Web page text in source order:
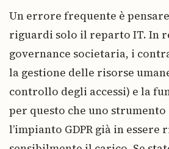
Un errore frequente è pensare
riguardi solo il reparto IT. In
governance societaria, i
la gestione delle risorse
controllo degli accessi) e la
per questo che uno strumento
l’impianto GDPR già in essere